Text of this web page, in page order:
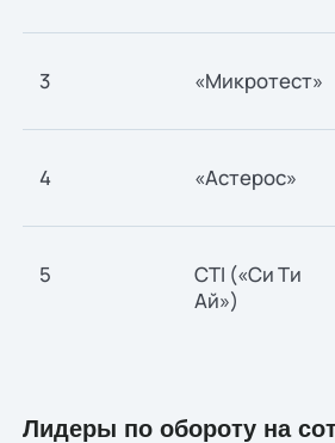
3 «Микротест»
4 «Астерос»
5
CTI («Си Ти
Ай»)
Лидеры по обороту на